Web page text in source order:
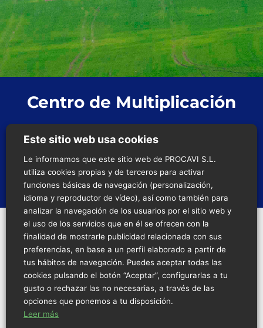
Centro de Multiplicación
Actualmente contamos con cuatro centros de
multiplicación. En ellos producimos más de seis
millones y medio de huevos anuales, para su
posterior incubación.
Estas novedosas explotaciones cuentan con las
más avanzadas técnicas de reproducción
avícola y son las encargadas de proveer los
huevos que posteriormente se incubarán. En
estos centros se crían a los animales hasta que
alcanzan su fase adulta para la puesta,
obteniéndose unos pavos con la genética más
Este sitio web usa cookies
Le informamos que este sitio web de PROCAVI S.L.
utiliza cookies propias y de terceros para activar
funciones básicas de navegación (personalización,
idioma y reproductor de vídeo), así como también para
analizar la navegación de los usuarios por el sitio web y
el uso de los servicios que en él se ofrecen con la
finalidad de mostrarle publicidad relacionada con sus
preferencias, en base a un perfil elaborado a partir de
tus hábitos de navegación. Puedes aceptar todas las
cookies pulsando el botón “Aceptar”, configurarlas a tu
gusto o rechazar las no necesarias, a través de las
opciones que ponemos a tu disposición.
Leer más